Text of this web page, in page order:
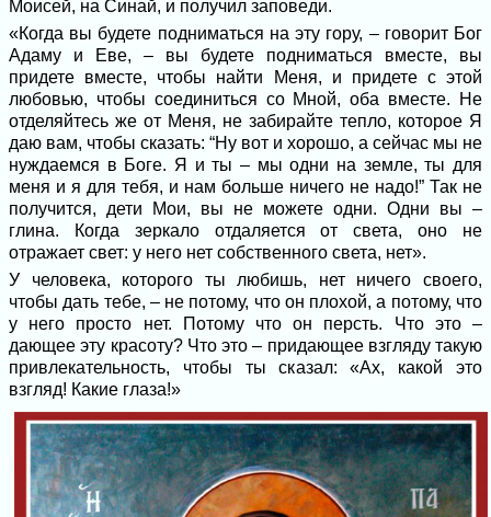
Моисей, на Синай, и получил заповеди.
«Когда вы будете подниматься на эту гору, – говорит Бог
Адаму и Еве, – вы будете подниматься вместе, вы
придете вместе, чтобы найти Меня, и придете с этой
любовью, чтобы соединиться со Мной, оба вместе. Не
отделяйтесь же от Меня, не забирайте тепло, которое Я
даю вам, чтобы сказать: “Ну вот и хорошо, а сейчас мы не
нуждаемся в Боге. Я и ты – мы одни на земле, ты для
меня и я для тебя, и нам больше ничего не надо!” Так не
получится, дети Мои, вы не можете одни. Одни вы –
глина. Когда зеркало отдаляется от света, оно не
отражает свет: у него нет собственного света, нет».
У человека, которого ты любишь, нет ничего своего,
чтобы дать тебе, – не потому, что он плохой, а потому, что
у него просто нет. Потому что он персть. Что это –
дающее эту красоту? Что это – придающее взгляду такую
привлекательность, чтобы ты сказал: «Ах, какой это
взгляд! Какие глаза!»